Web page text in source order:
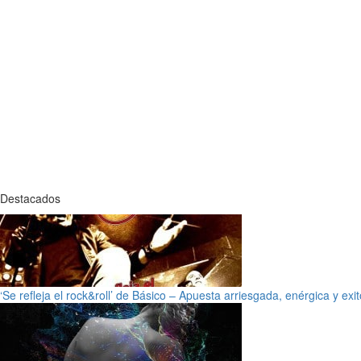
Destacados
‘Se refleja el rock&roll’ de Básico – Apuesta arriesgada, enérgica y